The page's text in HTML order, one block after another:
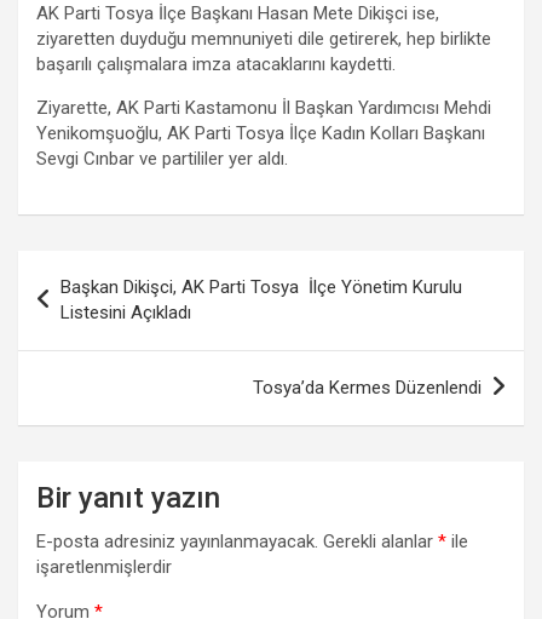
AK Parti Tosya İlçe Başkanı Hasan Mete Dikişci ise,
ziyaretten duyduğu memnuniyeti dile getirerek, hep birlikte
başarılı çalışmalara imza atacaklarını kaydetti.
Ziyarette, AK Parti Kastamonu İl Başkan Yardımcısı Mehdi
Yenikomşuoğlu, AK Parti Tosya İlçe Kadın Kolları Başkanı
Sevgi Cınbar ve partililer yer aldı.
gezinmesi
Başkan Dikişci, AK Parti Tosya İlçe Yönetim Kurulu
Listesini Açıkladı
Tosya’da Kermes Düzenlendi
Bir yanıt yazın
E-posta adresiniz yayınlanmayacak. Gerekli alanlar * ile
işaretlenmişlerdir
Yorum *